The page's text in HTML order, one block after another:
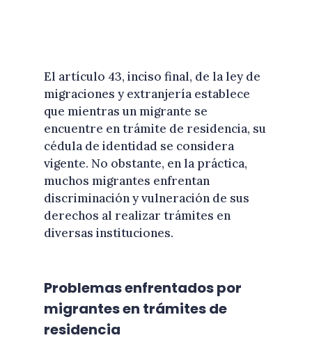
El artículo 43, inciso final, de la ley de
migraciones y extranjería establece
que mientras un migrante se
encuentre en trámite de residencia, su
cédula de identidad se considera
vigente. No obstante, en la práctica,
muchos migrantes enfrentan
discriminación y vulneración de sus
derechos al realizar trámites en
diversas instituciones.
Problemas enfrentados por
migrantes en trámites de
residencia